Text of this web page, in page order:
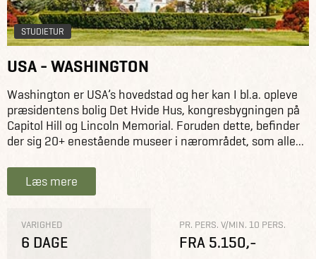
STUDIETUR
USA - WASHINGTON
Washington er USA’s hovedstad og her kan I bl.a. opleve
præsidentens bolig Det Hvide Hus, kongresbygningen på
Capitol Hill og Lincoln Memorial. Foruden dette, befinder
der sig 20+ enestående museer i nærområdet, som alle...
Læs mere
VARIGHED
6 DAGE
PR. PERS. V/MIN. 10 PERS.
FRA 5.150,-